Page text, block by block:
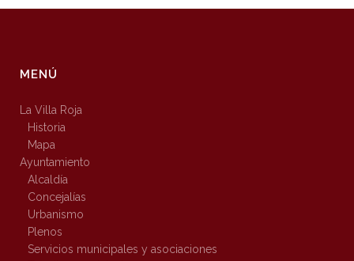
MENÚ
La Villa Roja
Historia
Mapa
Ayuntamiento
Alcaldía
Concejalías
Urbanismo
Plenos
Servicios municipales y asociaciones